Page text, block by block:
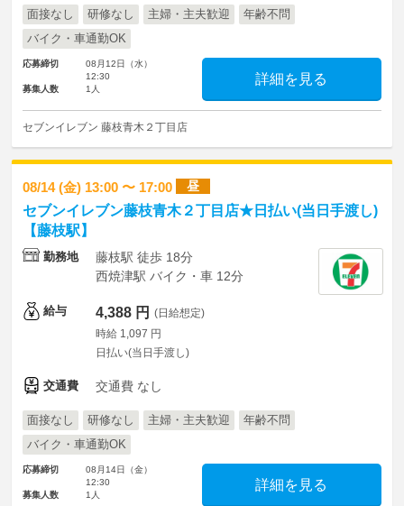
面接なし 研修なし 主婦・主夫歓迎
年齢不問
バイク・車通勤OK
応募締切
08月12日（水）
12:30
募集人数
1人
詳細を見る
セブンイレブン 藤枝青木２丁目店
08/14 (金) 13:00 〜 17:00 昼
セブンイレブン藤枝青木２丁目店★日払い(当日手渡し)
【藤枝駅】
勤務地
藤枝駅 徒歩 18分
西焼津駅 バイク・車 12分
給与 4,388 円 (日給想定)
時給 1,097 円
日払い(当日手渡し)
交通費 交通費 なし
面接なし 研修なし 主婦・主夫歓迎
年齢不問
バイク・車通勤OK
応募締切
08月14日（金）
12:30
募集人数
1人
詳細を見る